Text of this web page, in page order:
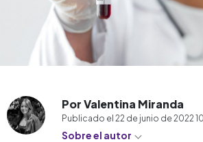
Por Valentina Miranda
Publicado el 22 de junio de 2022
Sobre el autor